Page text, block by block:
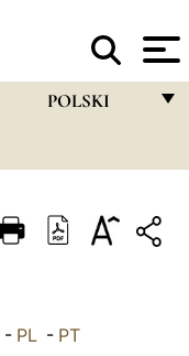
POLSKI
ITALIANO
- PL - PT